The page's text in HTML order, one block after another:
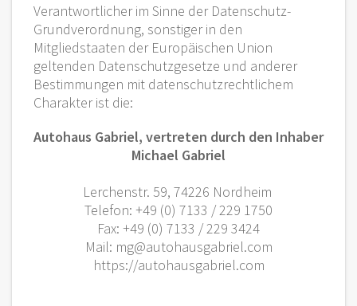
Verantwortlicher im Sinne der Datenschutz-
Grundverordnung, sonstiger in den
Mitgliedstaaten der Europäischen Union
geltenden Datenschutzgesetze und anderer
Bestimmungen mit datenschutzrechtlichem
Charakter ist die:
Autohaus Gabriel, vertreten durch den Inhaber
Michael Gabriel
Lerchenstr. 59, 74226 Nordheim
Telefon: +49 (0) 7133 / 229 1750
Fax: +49 (0) 7133 / 229 3424
Mail: mg@autohausgabriel.com
https://autohausgabriel.com